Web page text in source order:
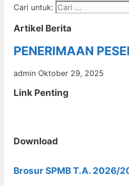
Cari untuk:
Artikel Berita
PENERIMAAN
admin Oktober 29, 2025
Link Penting
Download
Brosur SPMB T.A. 2026/